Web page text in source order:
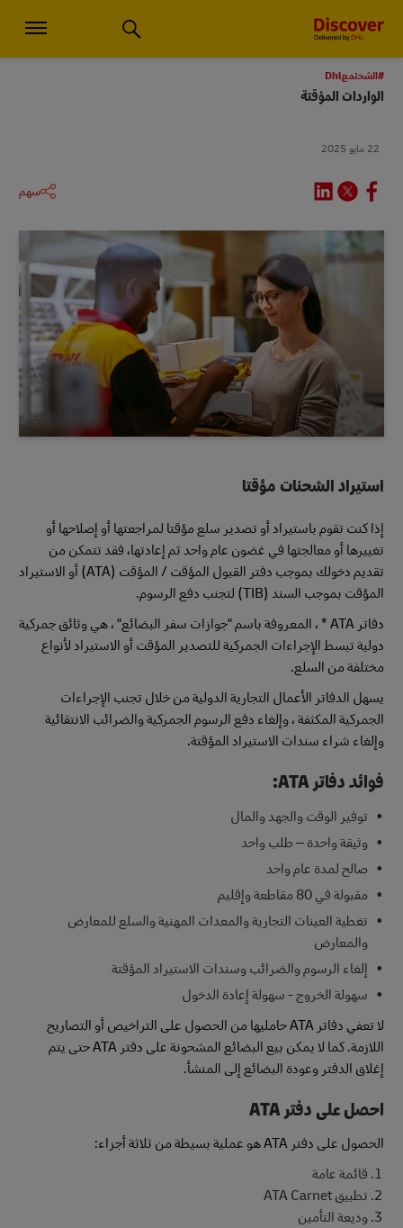
استشارات الأعمال الصغيرة والخدمات اللوجستية العالمية | اكتشف دي
#الشحنمعDhl
الواردات المؤقتة
22 مايو 2025
سهم
استيراد الشحنات مؤقتا
إذا كنت تقوم باستيراد أو تصدير سلع مؤقتا لمراجعتها أو إصلاحها أو
تغييرها أو معالجتها في غضون عام واحد ثم إعادتها، فقد تتمكن من
تقديم دخولك بموجب دفتر القبول المؤقت / المؤقت (ATA) أو الاستيراد
المؤقت بموجب السند (TIB) لتجنب دفع الرسوم.
دفاتر ATA * ، المعروفة باسم "جوازات سفر البضائع" ، هي وثائق جمركية
دولية تبسط الإجراءات الجمركية للتصدير المؤقت أو الاستيراد لأنواع
مختلفة من السلع.
يسهل الدفاتر الأعمال التجارية الدولية من خلال تجنب الإجراءات
الجمركية المكثفة ، وإلغاء دفع الرسوم الجمركية والضرائب الانتقائية
وإلغاء شراء سندات الاستيراد المؤقتة.
فوائد دفاتر ATA:
توفير الوقت والجهد والمال
وثيقة واحدة – طلب واحد
صالح لمدة عام واحد
مقبولة في 80 مقاطعة وإقليم
تغطية العينات التجارية والمعدات المهنية والسلع للمعارض
والمعارض
إلغاء الرسوم والضرائب وسندات الاستيراد المؤقتة
سهولة الخروج - سهولة إعادة الدخول
لا تعفي دفاتر ATA حامليها من الحصول على التراخيص أو التصاريح
اللازمة. كما لا يمكن بيع البضائع المشحونة على دفتر ATA حتى يتم
إغلاق الدفتر وعودة البضائع إلى المنشأ.
احصل على دفتر ATA
الحصول على دفتر ATA هو عملية بسيطة من ثلاثة أجزاء:
قائمة عامة
تطبيق ATA Carnet
وديعة التأمين